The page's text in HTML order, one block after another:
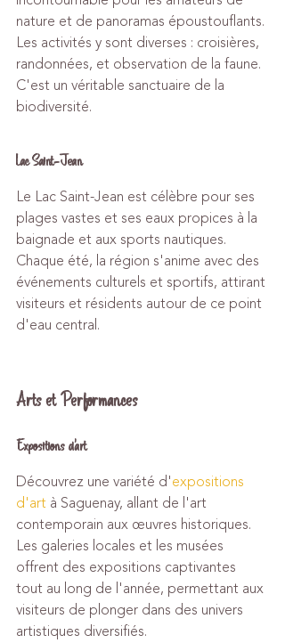
nature et de panoramas époustouflants.
Les activités y sont diverses : croisières,
randonnées, et observation de la faune.
C'est un véritable sanctuaire de la
biodiversité.
Lac Saint-Jean
Le Lac Saint-Jean est célèbre pour ses
plages vastes et ses eaux propices à la
baignade et aux sports nautiques.
Chaque été, la région s'anime avec des
événements culturels et sportifs, attirant
visiteurs et résidents autour de ce point
d'eau central.
Arts et Performances
Expositions d'art
Découvrez une variété d'expositions
d'art à Saguenay, allant de l'art
contemporain aux œuvres historiques.
Les galeries locales et les musées
offrent des expositions captivantes
tout au long de l'année, permettant aux
visiteurs de plonger dans des univers
artistiques diversifiés.